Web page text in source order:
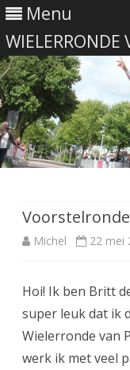
Menu
WIELERRONDE
Michel 22 mei
Hoi! Ik ben Britt
super leuk dat ik
Wielerronde van
werk ik met veel